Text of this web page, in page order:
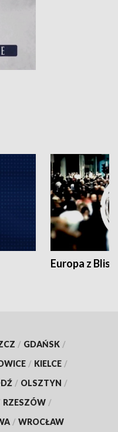
Europa z
/ GDAŃSK /
/ KIELCE /
/ OLSZTYN /
RZESZÓW /
/ WROCŁAW